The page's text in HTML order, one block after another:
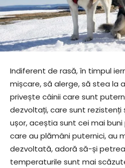
Indiferent de rasă, în timpul
mișcare, să alerge, să stea la
privește câinii care sunt
dezvoltați, care sunt rezistenți
ușor, aceștia sunt cei mai
care au plămâni puternici, au
dezvoltată, adoră să-și
temperaturile sunt mai